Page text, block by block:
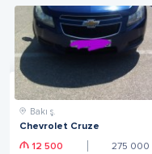
Bakı ş.
Chevrolet Cruze
12 500 275 000